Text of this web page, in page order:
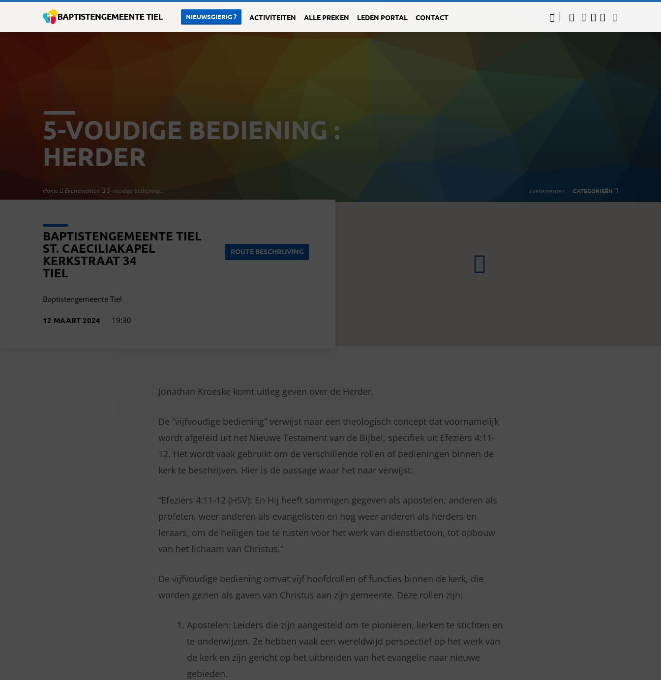
NIEUWSGIERIG ? ACTIVITEITEN ALLE PREKEN LEDEN PORTAL CONTACT
5-VOUDIGE BEDIENING :
HERDER
Home Evenementen 5-voudige bediening… Evenementen CATEGORIEËN
BAPTISTENGEMEENTE TIEL
ST. CAECILIAKAPEL
KERKSTRAAT 34
TIEL
ROUTE BESCHRIJVING
Baptistengemeente Tiel
12 MAART 2024 19:30
Jonathan Kroeske komt uitleg geven over de Herder.
De “vijfvoudige bediening” verwijst naar een theologisch concept dat voornamelijk
wordt afgeleid uit het Nieuwe Testament van de Bijbel, specifiek uit Efeziërs 4:11-
12. Het wordt vaak gebruikt om de verschillende rollen of bedieningen binnen de
kerk te beschrijven. Hier is de passage waar het naar verwijst:
“Efeziërs 4:11-12 (HSV): En Hij heeft sommigen gegeven als apostelen, anderen als
profeten, weer anderen als evangelisten en nog weer anderen als herders en
leraars, om de heiligen toe te rusten voor het werk van dienstbetoon, tot opbouw
van het lichaam van Christus.”
De vijfvoudige bediening omvat vijf hoofdrollen of functies binnen de kerk, die
worden gezien als gaven van Christus aan zijn gemeente. Deze rollen zijn:
Apostelen: Leiders die zijn aangesteld om te pionieren, kerken te stichten en
te onderwijzen. Ze hebben vaak een wereldwijd perspectief op het werk van
de kerk en zijn gericht op het uitbreiden van het evangelie naar nieuwe
gebieden.